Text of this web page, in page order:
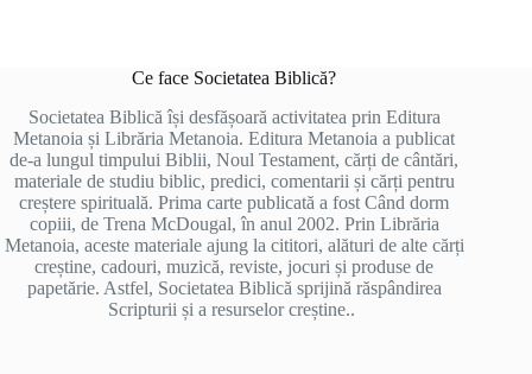
Ce face Societatea Biblică?
Societatea Biblică își desfășoară activitatea prin Editura
Metanoia și Librăria Metanoia. Editura Metanoia a publicat
de-a lungul timpului Biblii, Noul Testament, cărți de cântări,
materiale de studiu biblic, predici, comentarii și cărți pentru
creștere spirituală. Prima carte publicată a fost Când dorm
copiii, de Trena McDougal, în anul 2002. Prin Librăria
Metanoia, aceste materiale ajung la cititori, alături de alte cărți
creștine, cadouri, muzică, reviste, jocuri și produse de
papetărie. Astfel, Societatea Biblică sprijină răspândirea
Scripturii și a resurselor creștine..